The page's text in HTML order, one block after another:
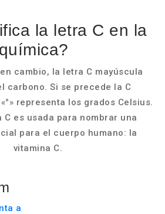
la letra C en la
química?
cambio, la letra C mayúscula
carbono. Si se precede la C
representa los grados Celsius.
C es usada para nombrar una
para el cuerpo humano: la
vitamina C.
a